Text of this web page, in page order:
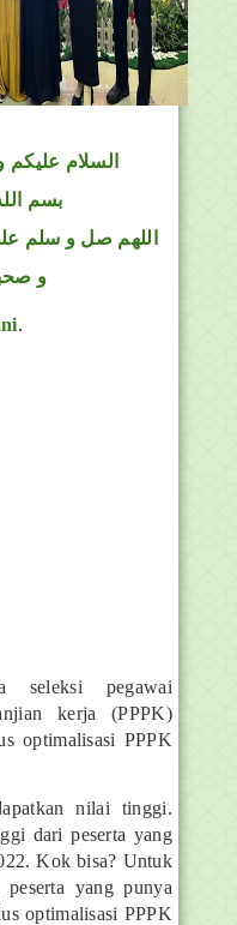
السلام عليكم
بسم
اللهم صل و سلم
و
.
seleksi pegawai
kerja (PPPK)
optimalisasi PPPK
nilai tinggi.
dari peserta yang
Kok bisa? Untuk
peserta yang punya
optimalisasi PPPK